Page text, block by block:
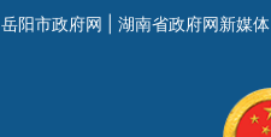
岳阳市政府网 湖南省政府网新媒体